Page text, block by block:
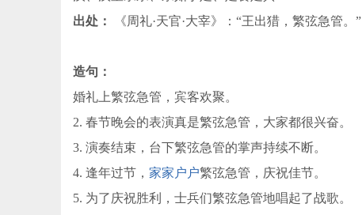
出处：
《周礼·天官·大宰》：“王出猎，繁弦急管。”
造句：
婚礼上繁弦急管，宾客欢聚。
2. 春节晚会的表演真是繁弦急管，大家都很兴奋。
3. 演奏结束，台下繁弦急管的掌声持续不断。
4. 逢年过节， 家家户户繁弦急管，庆祝佳节。
5. 为了庆祝胜利，士兵们繁弦急管地唱起了战歌。